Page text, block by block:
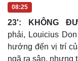
08:25
23': KHÔNG
phải, Louicius
hướng đến vị trí
ngã ra sân, nhưng